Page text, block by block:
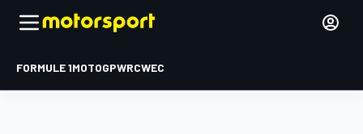
FORMULE 1MOTOGPWRCWEC